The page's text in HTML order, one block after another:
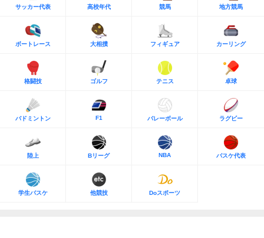
サッカー代表 高校年代 競馬 地方競馬
ボートレース 大相撲 フィギュア カーリング
格闘技 ゴルフ テニス 卓球
バドミントン F1 バレーボール ラグビー
陸上 Bリーグ NBA バスケ代表
学生バスケ 他競技 Doスポーツ